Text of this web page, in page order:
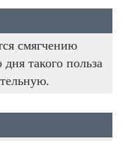
смягчению
такого польза